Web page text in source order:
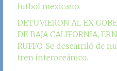
futbol mexicano.
DETUVIERON AL EX
DE BAJA CALIFORNIA,
RUFFO. Se descarriló de
tren interoceánico.